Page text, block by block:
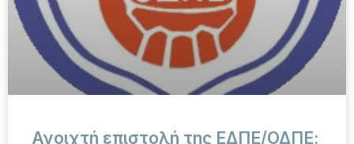
Ανοιχτή επιστολή της ΕΔΠΕ/ΟΔΠΕ: